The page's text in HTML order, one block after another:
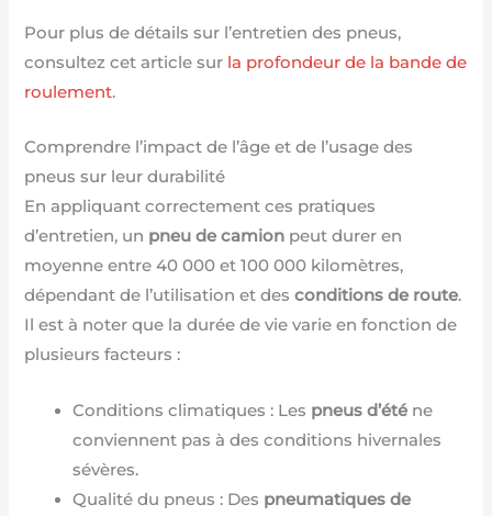
Pour plus de détails sur l’entretien des pneus,
consultez cet article sur la profondeur de la bande de
roulement.
Comprendre l’impact de l’âge et de l’usage des
pneus sur leur durabilité
En appliquant correctement ces pratiques
d’entretien, un pneu de camion peut durer en
moyenne entre 40 000 et 100 000 kilomètres,
dépendant de l’utilisation et desconditions de route.
Il est à noter que la durée de vie varie en fonction de
plusieurs facteurs :
Conditions climatiques : Les pneus d’été ne
conviennent pas à des conditions hivernales
sévères.
Qualité du pneus : Des pneumatiques de